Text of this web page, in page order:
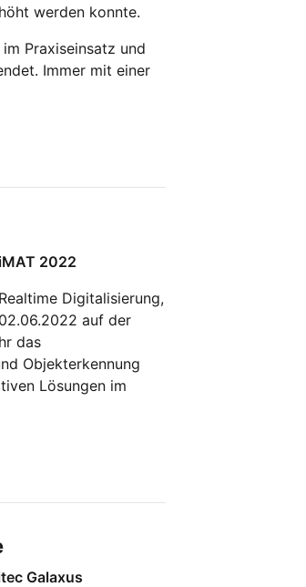
werden konnte.
Praxiseinsatz und
Immer mit einer
2022
Digitalisierung,
auf der
das
Objekterkennung
Lösungen im
Galaxus